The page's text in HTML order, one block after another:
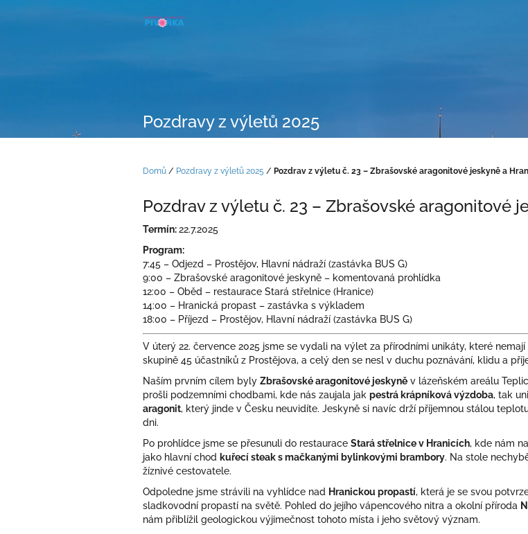
Pozdravy z výletů 2025
Domů / Pozdravy z výletů 2025 / Pozdrav z výletu č. 23 – Zbrašovské aragonitové jeskyně a
Pozdrav z výletu č. 23 – Zbrašovské aragonitové
Termín:22.7.2025
Program:
7:45 – Odjezd – Prostějov, Hlavní nádraží (zastávka BUS G)
9:00 – Zbrašovské aragonitové jeskyně – komentovaná prohlídka
12:00 – Oběd – restaurace Stará střelnice (Hranice)
14:00 – Hranická propast – zastávka s výkladem
18:00 – Příjezd – Prostějov, Hlavní nádraží (zastávka BUS G)
V úterý 22. července 2025 jsme se vydali na výlet za přírodními unikáty, které
skupině 45 účastníků z Prostějova, a celý den se nesl v duchu poznávání, klidu a
Naším prvním cílem byly Zbrašovské aragonitové jeskyně v lázeňském areálu
prošli podzemními chodbami, kde nás zaujala jak pestrá krápníková výzdoba, tak
aragonit, který jinde v Česku neuvidíte. Jeskyně si navíc drží příjemnou stálou
dni.
Po prohlídce jsme se přesunuli do restaurace Stará střelnice v Hranicích, kde nám
jako hlavní chod kuřecí steak s mačkanými bylinkovými brambory. Na stole
žíznivé cestovatele.
Odpoledne jsme strávili na vyhlídce nad Hranickou propastí, která je se svou
sladkovodní propastí na světě. Pohled do jejího vápencového nitra a okolní příroda
nám přiblížil geologickou výjimečnost tohoto místa i jeho světový význam.